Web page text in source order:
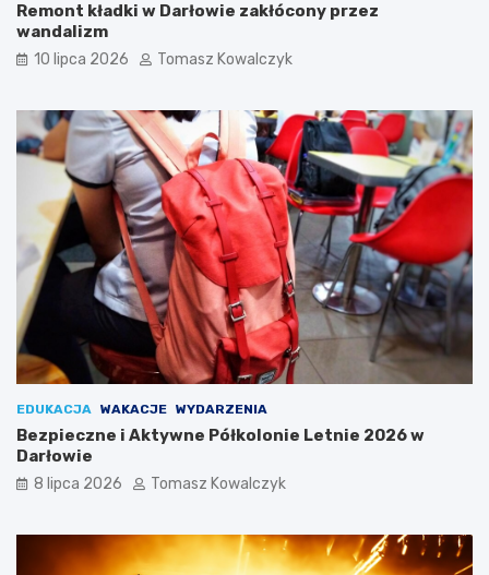
Remont kładki w Darłowie zakłócony przez
wandalizm
10 lipca 2026 Tomasz Kowalczyk
EDUKACJA WAKACJE WYDARZENIA
Bezpieczne i Aktywne Półkolonie Letnie 2026 w
Darłowie
8 lipca 2026 Tomasz Kowalczyk